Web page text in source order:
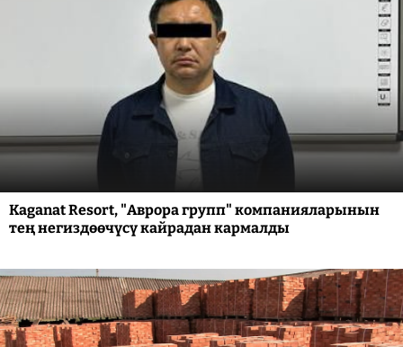
Kaganat Resort, "Аврора групп" компанияларынын
тең негиздөөчүсү кайрадан кармалды